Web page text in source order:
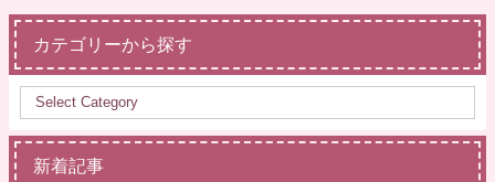
カテゴリーから探す
新着記事